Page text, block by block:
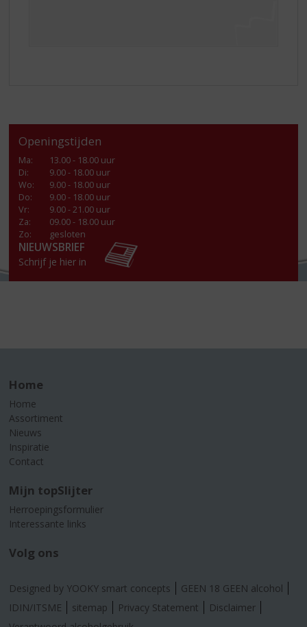
Openingstijden
Ma:
13.00 - 18.00 uur
Di:
9.00 - 18.00 uur
Wo:
9.00 - 18.00 uur
Do:
9.00 - 18.00 uur
Vr:
9.00 - 21.00 uur
Za:
09.00 - 18.00 uur
Zo:
gesloten
NIEUWSBRIEF
Schrijf je hier in
Home
Home
Assortiment
Nieuws
Inspiratie
Contact
Mijn topSlijter
Herroepingsformulier
Interessante links
Volg ons
Designed by YOOKY smart concepts
GEEN 18 GEEN alcohol
IDIN/ITSME
sitemap Privacy Statement
Disclaimer